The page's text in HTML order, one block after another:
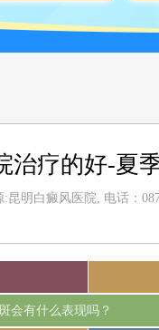
治疗的好-夏
:昆明白癜风医院, 电话：
会有什么表现吗？